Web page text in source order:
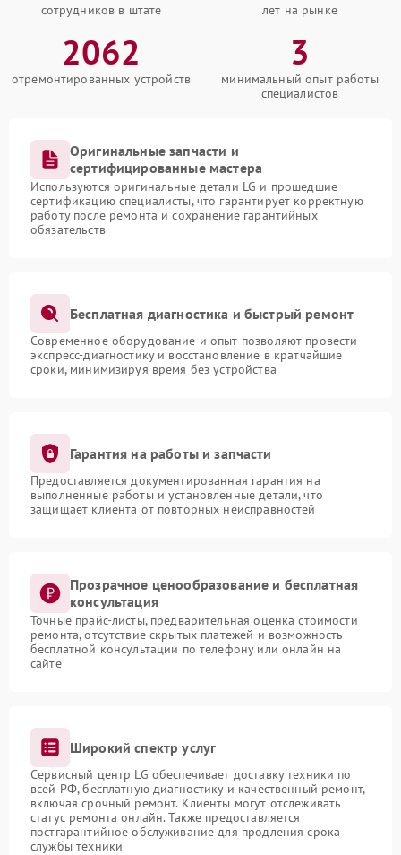
Замена корпуса 1400 рублей
Ремонт цепи питания 1800 рублей
сотрудников в штате лет на рынке
2062
отремонтированных устройств
3
минимальный опыт работы
специалистов
Оригинальные запчасти и
сертифицированные мастера
Используются оригинальные детали LG и прошедшие
сертификацию специалисты, что гарантирует корректную
работу после ремонта и сохранение гарантийных
обязательств
Бесплатная диагностика и быстрый ремонт
Современное оборудование и опыт позволяют провести
экспресс-диагностику и восстановление в кратчайшие
сроки, минимизируя время без устройства
Гарантия на работы и запчасти
Предоставляется документированная гарантия на
выполненные работы и установленные детали, что
защищает клиента от повторных неисправностей
Прозрачное ценообразование и бесплатная
консультация
Точные прайс-листы, предварительная оценка стоимости
ремонта, отсутствие скрытых платежей и возможность
бесплатной консультации по телефону или онлайн на
сайте
Широкий спектр услуг
Сервисный центр LG обеспечивает доставку техники по
всей РФ, бесплатную диагностику и качественный ремонт,
включая срочный ремонт. Клиенты могут отслеживать
статус ремонта онлайн. Также предоставляется
постгарантийное обслуживание для продления срока
службы техники